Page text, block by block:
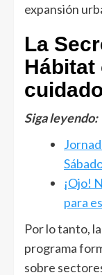
expansión
La
Siga leyendo:
¡Ojo!
para
Por lo tanto,
programa
sobre